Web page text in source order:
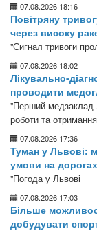
07.08.2026 18:16
Повітряну
через високу
"Сигнал тривоги
07.08.2026 18:02
Лікувально-
проводити
"Перший медзаклад
роботи та
07.08.2026 17:36
Туман у Львові:
умови на дорогах
"Погода у Львові
07.08.2026 17:03
Більше
добудувати